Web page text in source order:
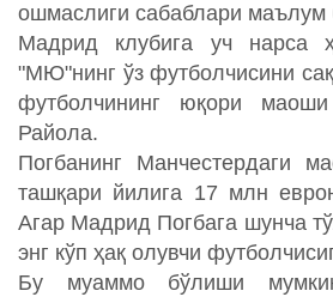
ошмаслиги сабаблари маълум
Мадрид клубига уч нарса
"МЮ"нинг ўз футболчисини
футболчининг юқори
Райола.
Погбанинг Манчестердаги
ташқари йилига 17 млн
Агар Мадрид Погбага шунча
энг кўп ҳақ олувчи
Бу муаммо бўлиши